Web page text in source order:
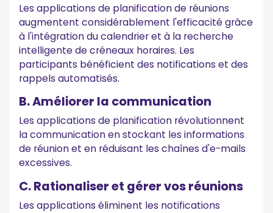
6. SavvyCal
7. Doodle
8. SimplyMeet
9. GoodTime
10. Reclaim
Améliorez vos réunions avec MeetGeek !
Les applications de planification de réunions
augmentent considérablement l'efficacité grâce
à l'intégration du calendrier et à la recherche
intelligente de créneaux horaires. Les
participants bénéficient des notifications et des
rappels automatisés.
B. Améliorer la communication
Les applications de planification révolutionnent
la communication en stockant les informations
de réunion et en réduisant les chaînes d'e-mails
excessives.
C. Rationaliser et gérer vos réunions
Les applications éliminent les notifications